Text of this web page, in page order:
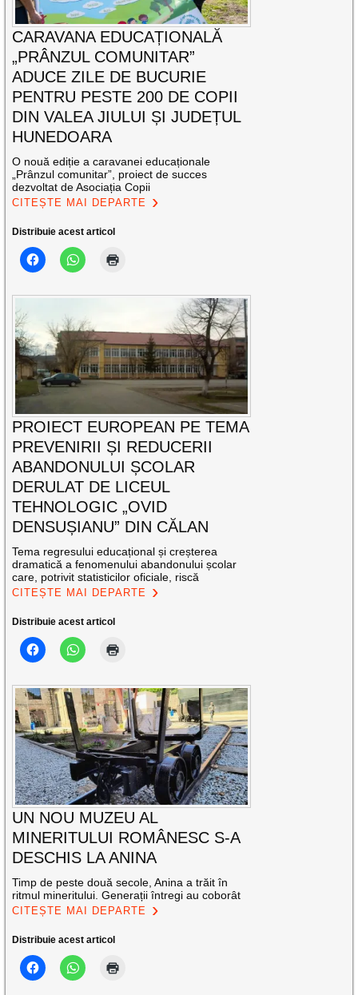
CARAVANA EDUCAȚIONALĂ
„PRÂNZUL COMUNITAR”
ADUCE ZILE DE BUCURIE
PENTRU PESTE 200 DE COPII
DIN VALEA JIULUI ȘI JUDEȚUL
HUNEDOARA
O nouă ediție a caravanei educaționale
„Prânzul comunitar”, proiect de succes
dezvoltat de Asociația Copii
CITEȘTE MAI DEPARTE
Distribuie acest articol
PROIECT EUROPEAN PE TEMA
PREVENIRII ȘI REDUCERII
ABANDONULUI ȘCOLAR
DERULAT DE LICEUL
TEHNOLOGIC „OVID
DENSUȘIANU” DIN CĂLAN
Tema regresului educațional și creșterea
dramatică a fenomenului abandonului școlar
care, potrivit statisticilor oficiale, riscă
CITEȘTE MAI DEPARTE
Distribuie acest articol
UN NOU MUZEU AL
MINERITULUI ROMÂNESC S-A
DESCHIS LA ANINA
Timp de peste două secole, Anina a trăit în
ritmul mineritului. Generații întregi au coborât
CITEȘTE MAI DEPARTE
Distribuie acest articol